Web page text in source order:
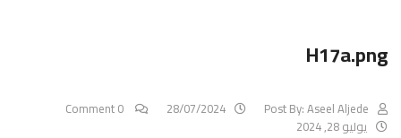
H17a.png
Post By:Aseel Aljede
28/07/2024
يوليو 28, 2024